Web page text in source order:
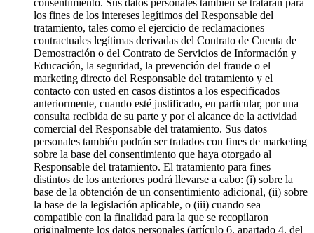
los fines de los intereses legítimos del Responsable del
tratamiento, tales como el ejercicio de reclamaciones
contractuales legítimas derivadas del Contrato de Cuenta de
Demostración o del Contrato de Servicios de Información y
Educación, la seguridad, la prevención del fraude o el
marketing directo del Responsable del tratamiento y el
contacto con usted en casos distintos a los especificados
anteriormente, cuando esté justificado, en particular, por una
consulta recibida de su parte y por el alcance de la actividad
comercial del Responsable del tratamiento. Sus datos
personales también podrán ser tratados con fines de marketing
sobre la base del consentimiento que haya otorgado al
Responsable del tratamiento. El tratamiento para fines
distintos de los anteriores podrá llevarse a cabo: (i) sobre la
base de la obtención de un consentimiento adicional, (ii) sobre
la base de la legislación aplicable, o (iii) cuando sea
compatible con la finalidad para la que se recopilaron
originalmente los datos personales (artículo 6, apartado 4, del